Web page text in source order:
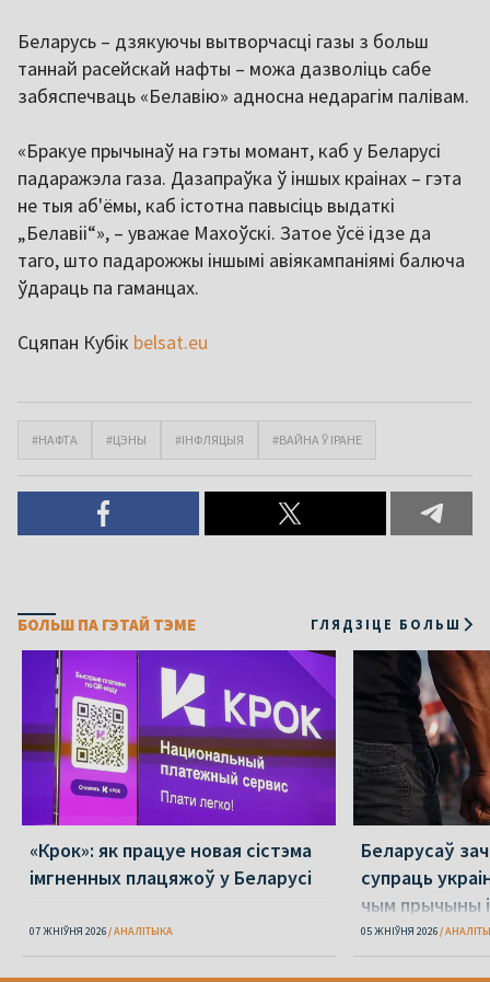
Беларусь – дзякуючы вытворчасці газы з больш
таннай расейскай нафты – можа дазволіць сабе
забяспечваць «Белавію» адносна недарагім палівам.
«Бракуе прычынаў на гэты момант, каб у Беларусі
падаражэла газа. Дазапраўка ў іншых краінах – гэта
не тыя аб'ёмы, каб істотна павысіць выдаткі
„Белавіі“», – уважае Махоўскі. Затое ўсё ідзе да
таго, што падарожжы іншымі авіякампаніямі балюча
ўдараць па гаманцах.
Сцяпан Кубік belsat.eu
#НАФТА #ЦЭНЫ #ІНФЛЯЦЫЯ #ВАЙНА Ў ІРАНЕ
БОЛЬШ ПА ГЭТАЙ ТЭМЕ ГЛЯДЗІЦЕ БОЛЬШ
«Крок»: як працуе новая сістэма
імгненных плацяжоў у Беларусі
07 ЖНІЎНЯ 2026 АНАЛІТЫКА
Беларусаў
супраць
чым прычыны
05 ЖНІЎНЯ 2026